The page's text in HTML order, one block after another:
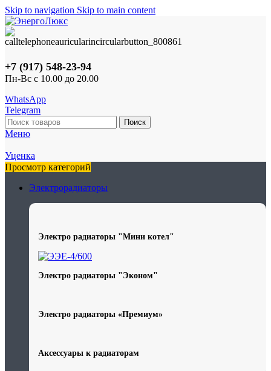
Skip to navigation Skip to main content
+7 (917) 548-23-94
Пн-Вс с 10.00 до 20.00
WhatsApp
Telegram
Поиск
Меню
Уценка
Просмотр категорий
Электрорадиаторы
Электро радиаторы "Мини котел"
Электро радиаторы "Эконом"
Электро радиаторы «Премиум»
Аксессуары к радиаторам